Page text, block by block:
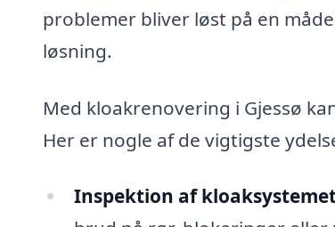
problemer bliver løst på en
løsning.
Med kloakrenovering i Gjessø
Her er nogle af de vigtigste
Inspektion af